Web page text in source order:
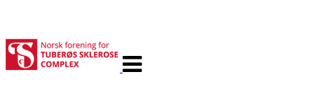
navigasjon